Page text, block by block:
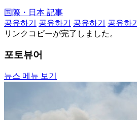
国際・日本 記事
공유하기
공유하기 공유하기 공유하기
リンクコピーが完了しました。
포토뷰어
뉴스 메뉴 보기